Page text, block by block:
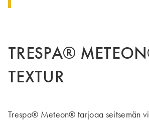
TRESPA®
TEXTUR
Trespa® Meteon® tarjoaa seitsemän